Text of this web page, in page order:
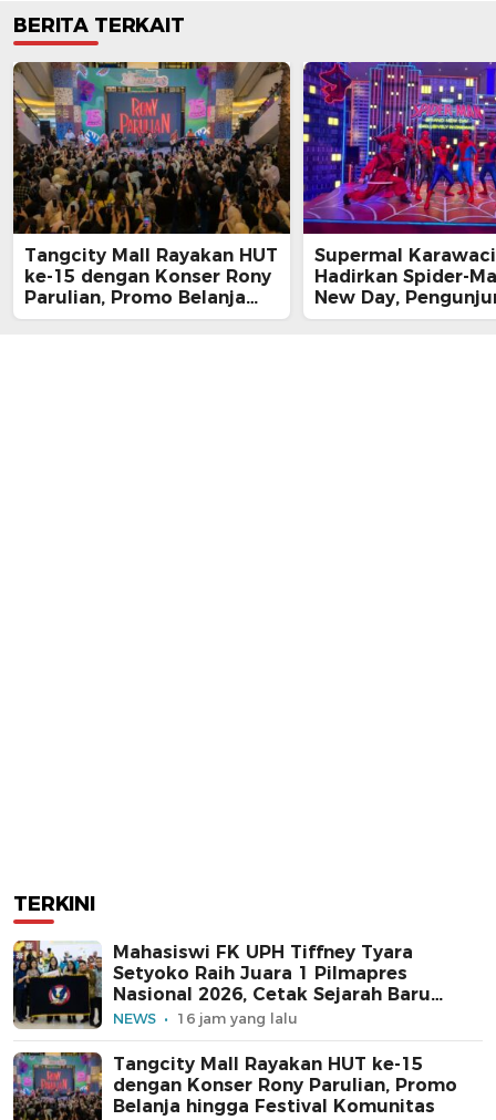
BERITA TERKAIT
Tangcity Mall Rayakan HUT
ke-15 dengan Konser Rony
Parulian, Promo Belanja
hingga Festival Komunitas
Supermal Karawaci
Hadirkan Spider-
New Day,
Main, Bertemu
TERKINI
Mahasiswi FK UPH Tiffney Tyara
Setyoko Raih Juara 1 Pilmapres
Nasional 2026, Cetak Sejarah Baru
untuk Kampus Swasta
NEWS 16 jam yang lalu
Tangcity Mall Rayakan HUT ke-15
dengan Konser Rony Parulian, Promo
Belanja hingga Festival Komunitas